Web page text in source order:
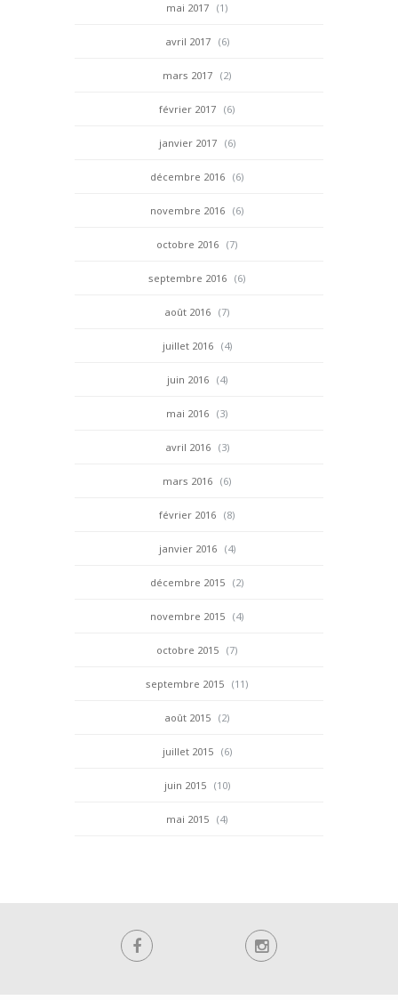
mai 2017 (1)
avril 2017 (6)
mars 2017 (2)
février 2017 (6)
janvier 2017 (6)
décembre 2016 (6)
novembre 2016 (6)
octobre 2016 (7)
septembre 2016 (6)
août 2016 (7)
juillet 2016 (4)
juin 2016 (4)
mai 2016 (3)
avril 2016 (3)
mars 2016 (6)
février 2016 (8)
janvier 2016 (4)
décembre 2015 (2)
novembre 2015 (4)
octobre 2015 (7)
septembre 2015 (11)
août 2015 (2)
juillet 2015 (6)
juin 2015 (10)
mai 2015 (4)